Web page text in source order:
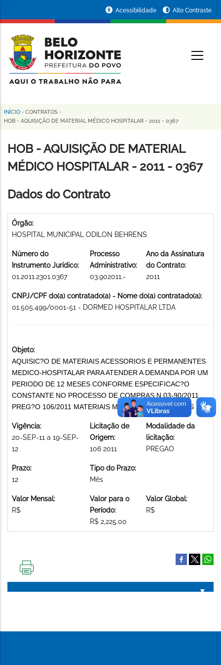
conteúdo
principal
da
Prefeitura
de
Horizonte
Acessibilidade Alto Contraste
Trilha
navegação
INÍCIO - CONTRATOS -
HOB - AQUISIÇÃO DE MATERIAL MÉDICO HOSPITALAR - 2011 - 0367
HOB - AQUISIÇÃO DE MATERIAL
MÉDICO HOSPITALAR - 2011 - 0367
Dados do Contrato
Órgão:
HOSPITAL MUNICIPAL ODILON BEHRENS
Número do
Instrumento Jurídico:
01.2011.2301.0367
Processo
Administrativo:
03.902011.-
Ano da Assinatura
do Contrato:
2011
CNPJ/CPF do(a) contratado(a) - Nome do(a) contratado(a):
01.505.499/0001-51 - DORMED HOSPITALAR LTDA
Objeto:
AQUISIC?O DE MATERIAIS ACESSORIOS E PERMANENTES
MEDICO-HOSPITALAR PARA ATENDER A DEMANDA POR UM
PERIODO DE 12 MESES CONFORME ESPECIFICAC?O
CONSTANTE NO PROCESSO DE COMPRAS N 03-90/2011
PREG?O 106/2011 MATERIAIS MÉDICO-HOSPITALARES
Vigência:
20-SEP-11 a 19-SEP-
12
Licitação de
Origem:
106 2011
Modalidade da
licitação:
PREGAO
Prazo:
12
Tipo do Prazo:
Mês
Valor Mensal:
R$
Valor para o
Período:
R$ 2,225.00
Valor Global:
R$
PÁGINA